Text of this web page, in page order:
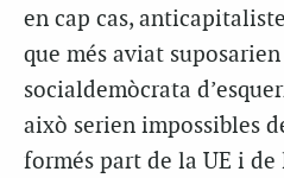
en cap cas,
que més aviat
socialdemòcrata
això serien impossibles
formés part de la UE i de